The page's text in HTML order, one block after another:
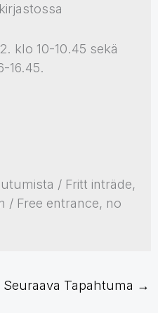
klo 10-10.45 sekä
16.45.
/ Fritt inträde,
/ Free entrance, no
Seuraava Tapahtuma →